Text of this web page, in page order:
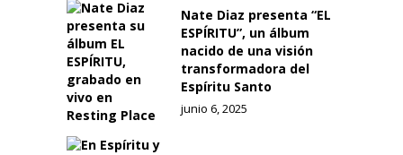
Nate Diaz presenta “EL
ESPÍRITU”, un álbum
nacido de una visión
transformadora del
Espíritu Santo
junio 6, 2025